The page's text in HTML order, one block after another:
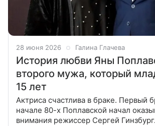
28 июня 2026 Галина Глачева
История любви Яны
второго мужа, который
15 лет
Актриса счастлива в браке. Первый
начале 80-х Поплавской начал
внимания режиссер Сергей